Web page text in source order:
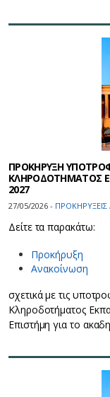
ΠΡΟΚΗΡΥΞΗ
ΚΛΗΡΟΔΟΤΗΜΑΤΟΣ
2027
27/05/2026 -
Δείτε τα παρακάτω:
Προκήρυξη
Ανακοίνωση
σχετικά με τις
Κληροδοτήματος
Επιστήμη για το